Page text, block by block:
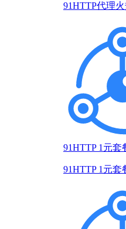
91HTTP代理
91HTTP 1元套
91HTTP 1元套